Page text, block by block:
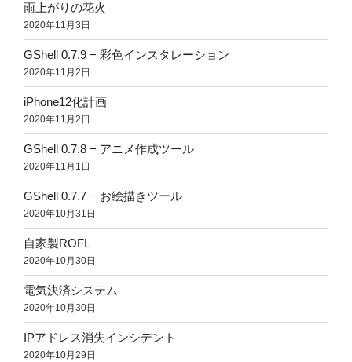
雨上がりの花火
2020年11月3日
GShell 0.7.9 − 彩色インスタレーション
2020年11月2日
iPhone12化計画
2020年11月2日
GShell 0.7.8 − アニメ作成ツール
2020年11月1日
GShell 0.7.7 − お絵描きツール
2020年10月31日
自家製ROFL
2020年10月30日
電気決済システム
2020年10月30日
IPアドレス消失インシデント
2020年10月29日